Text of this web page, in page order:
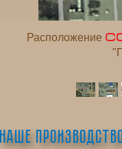
Расположение
Наше